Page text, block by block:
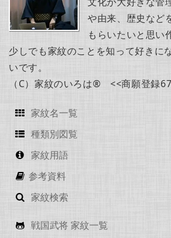
や由来、歴史など
もらいたいと思い
少しでも家紋のことを知って好きに
いです。
（C）家紋のいろは® <<商願登録
家紋名一覧
種類別図覧
家紋用語
参考資料
家紋検索
戦国武将 家紋一覧